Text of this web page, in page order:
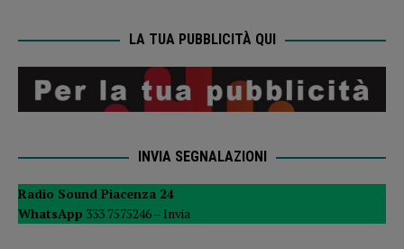
LA TUA PUBBLICITÀ QUI
INVIA SEGNALAZIONI
Radio Sound Piacenza 24
WhatsApp 333 7575246 – Invia